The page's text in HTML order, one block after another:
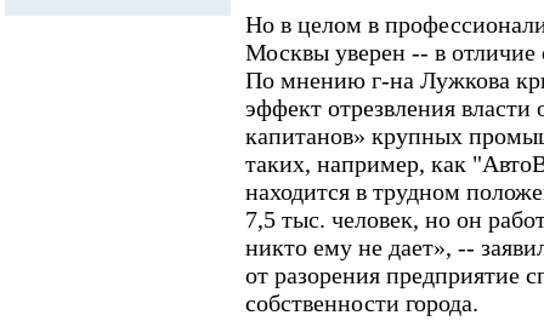
Но в целом в
Москвы уверен -- в отличие
По мнению г-на Лужкова
эффект отрезвления власти
капитанов» крупных
таких, например, как
находится в трудном
7,5 тыс. человек, но он
никто ему не дает», --
от разорения предприятие
собственности города.